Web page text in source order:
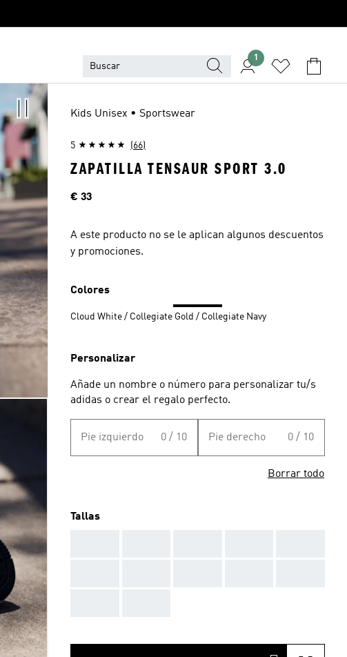
1
Kids Unisex • Sportswear
5 (66)
ZAPATILLA TENSAUR SPORT 3.0
Precio
€ 33
A este producto no se le aplican algunos descuentos
y promociones.
Colores
Cloud White / Collegiate Gold / Collegiate Navy
Personalizar
Añade un nombre o número para personalizar tu/s
adidas o crear el regalo perfecto.
Pie izquierdo 0 / 10 Pie derecho 0 / 10
Borrar todo
Tallas